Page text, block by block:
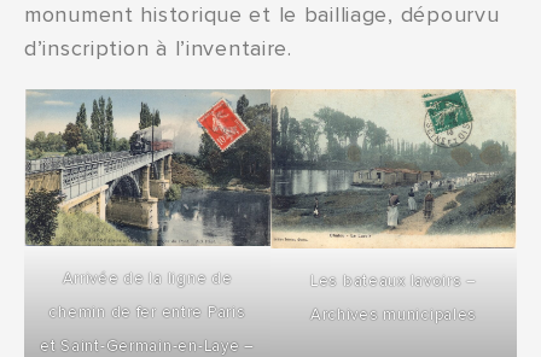
monument historique et le bailliage, dépourvu
d’inscription à l’inventaire.
Arrivée de la ligne de
chemin de fer entre Paris
et Saint-Germain-en-Laye –
Les bateaux lavoirs –
Archives municipales